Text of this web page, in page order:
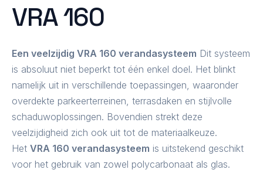
VRA 160
Een veelzijdig VRA 160 verandasysteem Dit systeem
is absoluut niet beperkt tot één enkel doel. Het blinkt
namelijk uit in verschillende toepassingen, waaronder
overdekte parkeerterreinen, terrasdaken en stijlvolle
schaduwoplossingen. Bovendien strekt deze
veelzijdigheid zich ook uit tot de materiaalkeuze.
Het VRA 160 verandasysteem is uitstekend geschikt
voor het gebruik van zowel polycarbonaat als glas.